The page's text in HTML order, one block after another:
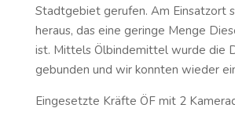
Stadtgebiet gerufen. Am Einsatzort
heraus, das eine geringe Menge
ist. Mittels Ölbindemittel wurde die
gebunden und wir konnten wieder
Eingesetzte Kräfte ÖF mit 2